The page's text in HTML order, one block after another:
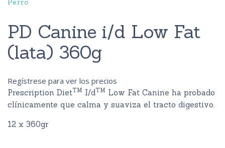
Perro
PD Canine i/d Low Fat
(lata) 360g
Regístrese para ver los precios
Prescription DietTM I/dTM Low Fat Canine ha probado
clínicamente que calma y suaviza el tracto digestivo.
12 x 360gr